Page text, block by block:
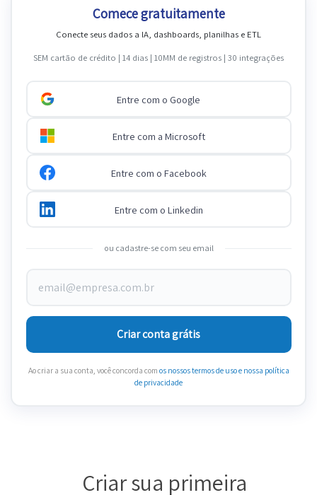
Comece gratuitamente
Conecte seus dados a IA, dashboards, planilhas e ETL
SEM cartão de crédito | 14 dias | 10MM de registros | 30 integrações
Entre com o Google
Entre com a Microsoft
Entre com o Facebook
Entre com o Linkedin
ou cadastre-se com seu email
Criar conta grátis
Ao criar a sua conta, você concorda com os nossos termos de usoe nossa política
de privacidade
Criar sua primeira